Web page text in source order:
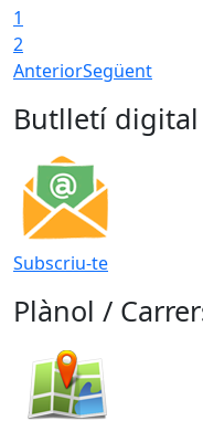
1
2
AnteriorSegüent
Butlletí digital
Subscriu-te
Plànol /